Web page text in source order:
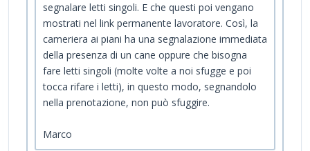
segnalare letti singoli. E che questi poi vengano
mostrati nel link permanente lavoratore. Così, la
cameriera ai piani ha una segnalazione immediata
della presenza di un cane oppure che bisogna
fare letti singoli (molte volte a noi sfugge e poi
tocca rifare i letti), in questo modo, segnandolo
nella prenotazione, non può sfuggire.
Marco